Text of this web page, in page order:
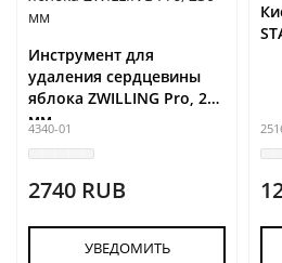
Инструмент для
удаления сердцевины
яблока ZWILLING Pro, 230
мм
4340-01
2740 RUB
УВЕДОМИТЬ